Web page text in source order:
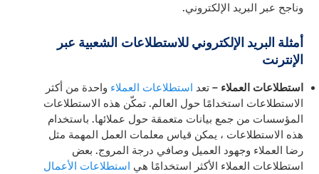
وناجح عبر البريد الإلكتروني.
أمثلة البريد الإلكتروني للاستطلاعات الشعبية عبر
الإنترنت
استطلاعات العملاء – تعد استطلاعات العملاء واحدة من أكثر
الاستطلاعات استخدامًا حول العالم. تمكّن هذه الاستطلاعات
المؤسسات من جمع بيانات متعمقة حول عملائها. باستخدام
هذه الاستطلاعات ، يمكن قياس معلمات العمل المهمة مثل
رضا العملاء وجهود العميل وصافي درجة المروج. بعض
استطلاعات العملاء الأكثر استخدامًا هي استطلاعات الأعمال